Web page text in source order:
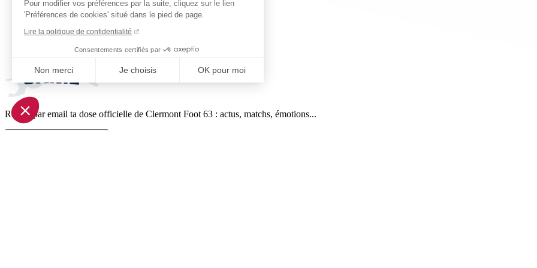
Pour modifier vos préférences par la suite, cliquez sur le lien
'Préférences de cookies' situé dans le pied de page.
Lire la politique de confidentialité
Consentements certifiés par
Non merci Je choisis OK pour moi
Axeptio consent
Plateforme de Gestion du Consentement : Personnalisez vos Options
Notre plateforme vous permet d'adapter et de gérer vos paramètres de confidentialité, en garantissant la conformité avec
Reçois par email ta dose officielle de Clermont Foot 63 : actus, matchs, émotions...